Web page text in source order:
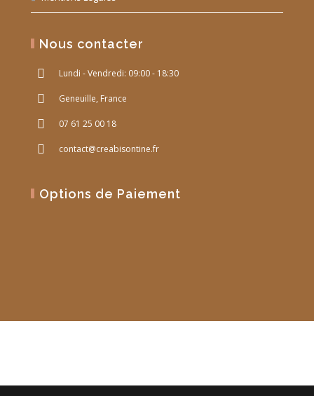
Nous contacter
Lundi - Vendredi: 09:00 - 18:30
Geneuille, France
07 61 25 00 18
contact@creabisontine.fr
Options de Paiement